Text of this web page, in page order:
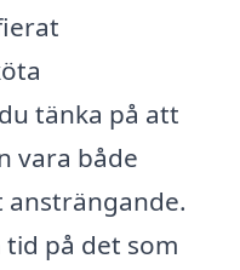
tänka på att
vara både
ansträngande.
på det som